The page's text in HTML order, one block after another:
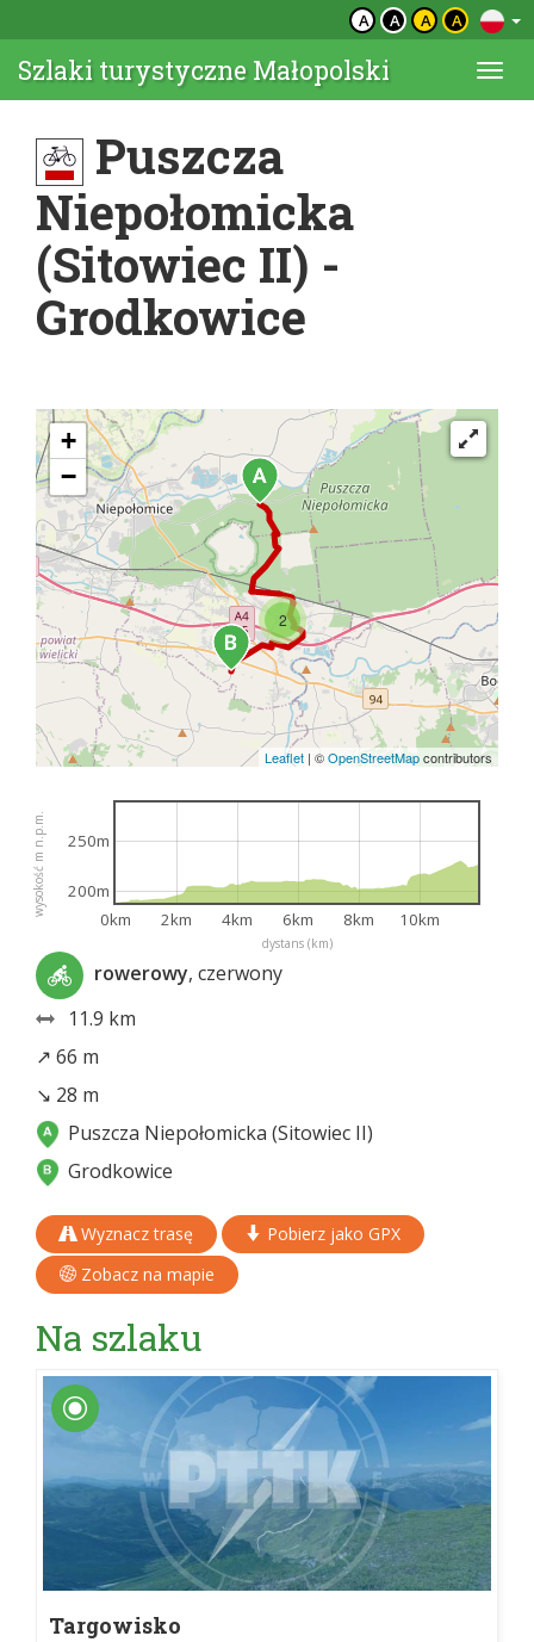
A A A A
Szlaki turystyczne Małopolski
Puszcza
Niepołomicka
(Sitowiec II) -
Grodkowice
2
+
−
Leaflet | ©OpenStreetMapcontributors
dystans (km)
wysokość m n.p.m.
0km 2km 4km 6km 8km 10km
200m
250m
rowerowy, czerwony
11.9 km
↗ 66 m
↘ 28 m
Puszcza Niepołomicka (Sitowiec II)
Grodkowice
Wyznacz trasę
Pobierz jako GPX
Zobacz na mapie
Na szlaku
Targowisko